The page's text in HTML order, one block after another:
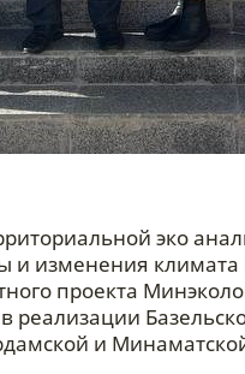
эко
изменения климата
проекта
реализации
и